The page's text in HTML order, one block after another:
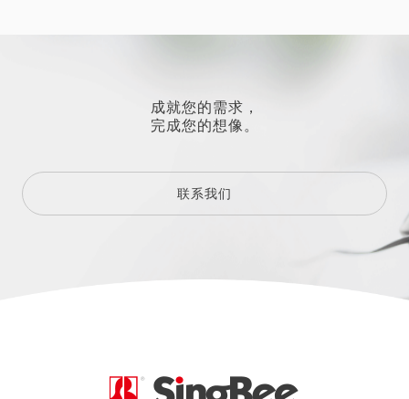
成就您的需求，
完成您的想像。
联系我们